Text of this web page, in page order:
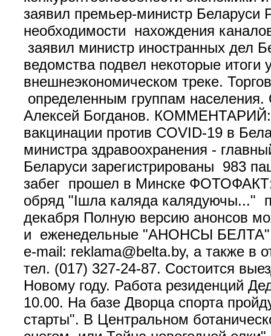
заявил премьер-министр Беларуси
необходимости нахождения
заявил министр иностранных дел
ведомства подвел некоторые итоги
внешнеэкономическом треке.
определенным группам населения.
Алексей Богданов. КОММЕНТАРИЙ:
вакцинации против COVID-19 в
министра здравоохранения -
Беларуси зарегистрированы 983
забег прошел в Минске
обряд "Ішла каляда калядуючы..."
декабря Полную версию анонсов
и еженедельные "АНОНСЫ БЕЛТА".
e-mail: reklama@belta.by, а также в
тел. (017) 327-24-87. Состоится
Новому году. Работа резиденций
10.00. На базе Дворца спорта
старты". В Центральном